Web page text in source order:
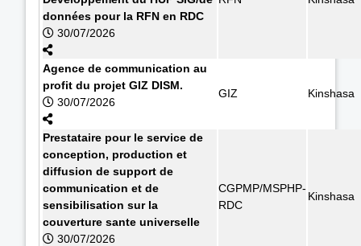
données pour la RFN en RDC
30/07/2026
Agence de communication au
profit du projet GIZ DISM.
30/07/2026
GIZ Kinshasa
Prestataire pour le service de
conception, production et
diffusion de support de
communication et de
sensibilisation sur la
couverture sante universelle
30/07/2026
CGPMP/MSPHP-
RDC
Kinshasa